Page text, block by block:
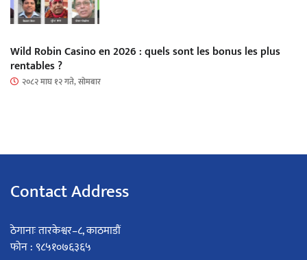
Wild Robin Casino en 2026 : quels sont les bonus les plus
rentables ?
२०८२ माघ १२ गते, सोमबार
Contact Address
ठेगानाः तारकेश्वर–८, काठमाडौं
फोन : ९८५१०७६३६५